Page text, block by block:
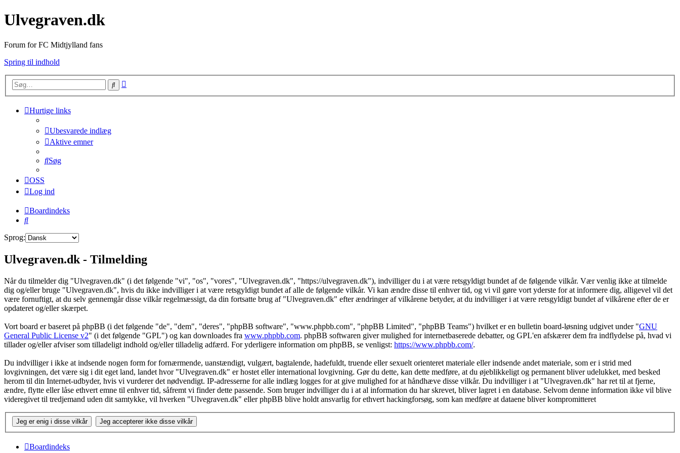
Ulvegraven.dk
Forum for FC Midtjylland fans
Spring til indhold
Søg
Hurtige links
Ubesvarede indlæg
Aktive emner
Søg
OSS
Log ind
Boardindeks
Søg
Sprog:
Ulvegraven.dk - Tilmelding
Når du tilmelder dig "Ulvegraven.dk" (i det følgende "vi", "os", "vores", "Ulvegraven.dk", "https://ulvegraven.dk"), indvilliger du i at være retsgyldigt bundet af de følgende vilkår. Vær venlig ikke at tilmelde
dig og/eller bruge "Ulvegraven.dk", hvis du ikke indvilliger i at være retsgyldigt bundet af alle de følgende vilkår. Vi kan ændre disse til enhver tid, og vi vil gøre vort yderste for at informere dig, alligevel vil det
være fornuftigt, at du selv gennemgår disse vilkår regelmæssigt, da din fortsatte brug af "Ulvegraven.dk" efter ændringer af vilkårene betyder, at du indvilliger i at være retsgyldigt bundet af vilkårene efter de er
opdateret og/eller skærpet.
Vort board er baseret på phpBB (i det følgende "de", "dem", "deres", "phpBB software", "www.phpbb.com", "phpBB Limited", "phpBB Teams") hvilket er en bulletin board-løsning udgivet under "GNU
General Public License v2" (i det følgende "GPL") og kan downloades fra www.phpbb.com. phpBB softwaren giver mulighed for internetbaserede debatter, og GPL'en afskærer dem fra indflydelse på, hvad vi
tillader og/eller afviser som tilladeligt indhold og/eller tilladelig adfærd. For yderligere information om phpBB, se venligst: https://www.phpbb.com/.
Du indvilliger i ikke at indsende nogen form for fornærmende, uanstændigt, vulgært, bagtalende, hadefuldt, truende eller sexuelt orienteret materiale eller indsende andet materiale, som er i strid med
lovgivningen, det være sig i dit eget land, landet hvor "Ulvegraven.dk" er hostet eller international lovgivning. Gør du dette, kan dette medføre, at du øjeblikkeligt og permanent bliver udelukket, med besked
herom til din Internet-udbyder, hvis vi vurderer det nødvendigt. IP-adresserne for alle indlæg logges for at give mulighed for at håndhæve disse vilkår. Du indvilliger i at "Ulvegraven.dk" har ret til at fjerne,
ændre, flytte eller låse ethvert emne til enhver tid, såfremt vi finder dette passende. Som bruger indvilliger du i at al information du har skrevet, bliver lagret i en database. Selvom denne information ikke vil blive
videregivet til tredjemand uden dit samtykke, vil hverken "Ulvegraven.dk" eller phpBB blive holdt ansvarlig for ethvert hackingforsøg, som kan medføre at dataene bliver kompromitteret
Boardindeks